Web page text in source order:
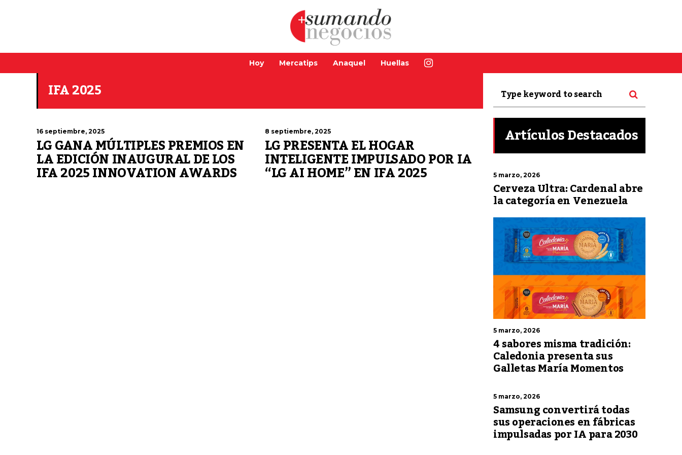
Hoy Mercatips Anaquel Huellas
IFA 2025
16 septiembre, 2025
LG GANA MÚLTIPLES PREMIOS EN
LA EDICIÓN INAUGURAL DE LOS
IFA 2025 INNOVATION AWARDS
8 septiembre, 2025
LG PRESENTA EL HOGAR
INTELIGENTE IMPULSADO POR IA
“LG AI HOME” EN IFA 2025
Artículos Destacados
5 marzo, 2026
Cerveza Ultra: Cardenal abre
la categoría en Venezuela
5 marzo, 2026
4 sabores misma tradición:
Caledonia presenta sus
Galletas María Momentos
5 marzo, 2026
Samsung convertirá todas
sus operaciones en fábricas
impulsadas por IA para 2030